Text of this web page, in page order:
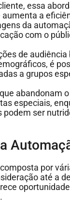
essa
a
da
com o
de
é
a grupos
abandonam
especiais,
ser
por
até a